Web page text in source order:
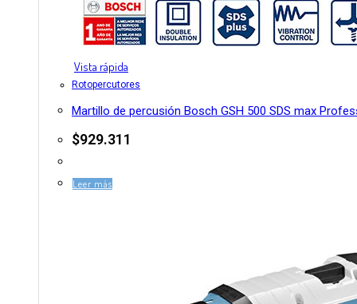
Vista rápida
Rotopercutores
Martillo de percusión Bosch GSH 500 SDS max
$929.311
Leer más